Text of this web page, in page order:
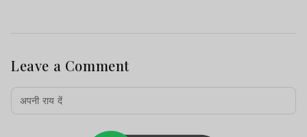
Leave a Comment